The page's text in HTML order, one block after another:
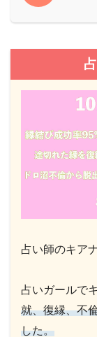
占い師のキア
占いガールで
就、復縁、不
した。